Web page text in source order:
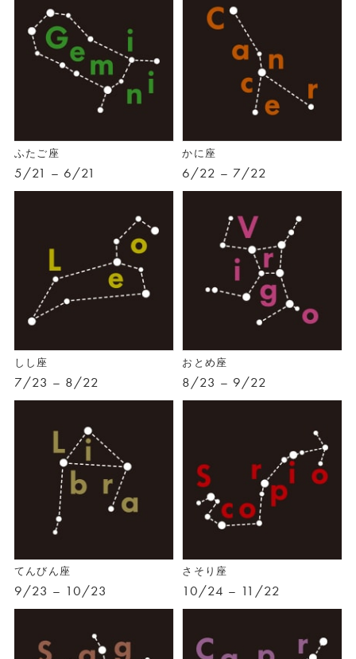
ふたご座
5/21 – 6/21
かに座
6/22 – 7/22
しし座
7/23 – 8/22
おとめ座
8/23 – 9/22
てんびん座
9/23 – 10/23
さそり座
10/24 – 11/22